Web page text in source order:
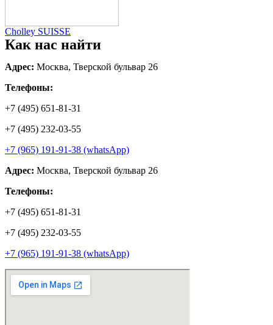
Cholley SUISSE
Как нас найти
Адрес: Москва, Тверской бульвар 26
Телефоны:
+7 (495) 651-81-31
+7 (495) 232-03-55
+7 (965) 191-91-38 (whatsApp)
Адрес: Москва, Тверской бульвар 26
Телефоны:
+7 (495) 651-81-31
+7 (495) 232-03-55
+7 (965) 191-91-38 (whatsApp)